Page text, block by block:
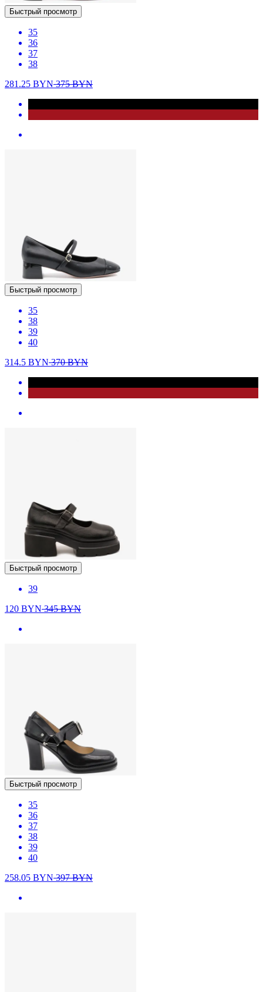
Быстрый просмотр
35
36
37
38
281.25 BYN375BYN
Быстрый просмотр
35
38
39
40
314.5 BYN370BYN
Быстрый просмотр
39
120 BYN345BYN
Быстрый просмотр
35
36
37
38
39
40
258.05 BYN397BYN